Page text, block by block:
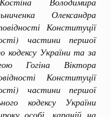
Олександра
Конституції
частини першої
кодексу України та за
Гогіна Віктора
Конституції
частини першої
кодексу України
особі, караній на